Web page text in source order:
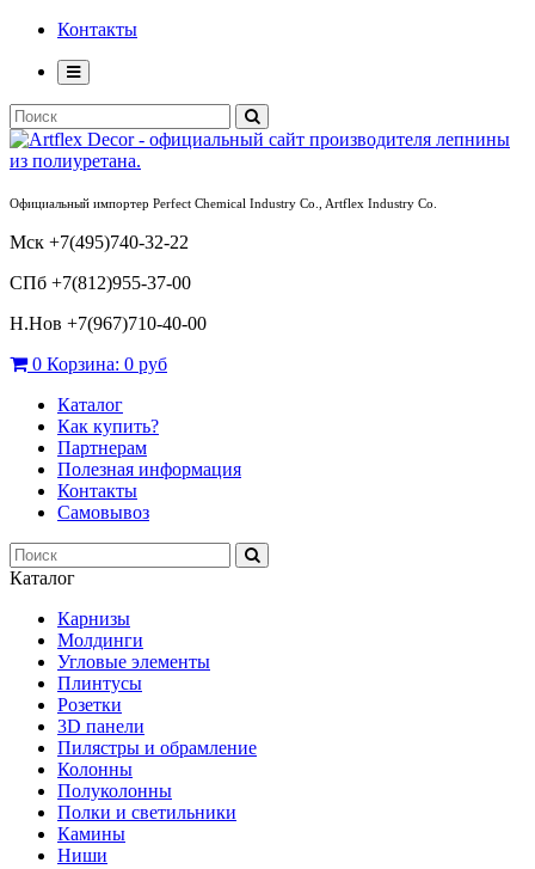
Контакты
Официальный импортер Perfect Chemical Industry Co., Artflex Industry Co.
Мск +7(495)740-32-22
СПб +7(812)955-37-00
Н.Нов +7(967)710-40-00
0 Корзина: 0 руб
Каталог
Как купить?
Партнерам
Полезная информация
Контакты
Самовывоз
Каталог
Карнизы
Молдинги
Угловые элементы
Плинтусы
Розетки
3D панели
Пилястры и обрамление
Колонны
Полуколонны
Полки и светильники
Камины
Ниши